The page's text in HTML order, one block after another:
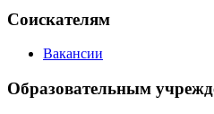
Соискателям
Вакансии
Образовательным